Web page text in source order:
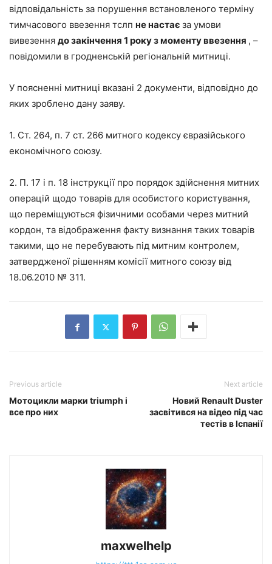
відповідальність за порушення встановленого терміну
тимчасового ввезення тслп не настає за умови
вивезення до закінчення 1 року з моменту ввезення , –
повідомили в гродненській регіональній митниці.
У поясненні митниці вказані 2 документи, відповідно до
яких зроблено дану заяву.
1. Ст. 264, п. 7 ст. 266 митного кодексу євразійського
економічного союзу.
2. П. 17 і п. 18 інструкції про порядок здійснення митних
операцій щодо товарів для особистого користування,
що переміщуються фізичними особами через митний
кордон, та відображення факту визнання таких товарів
такими, що не перебувають під митним контролем,
затвердженої рішенням комісії митного союзу від
18.06.2010 № 311.
Previous article
Мотоцикли марки triumph і
все про них
Next article
Новий Renault Duster
засвітився на відео під час
тестів в Іспанії
maxwelhelp